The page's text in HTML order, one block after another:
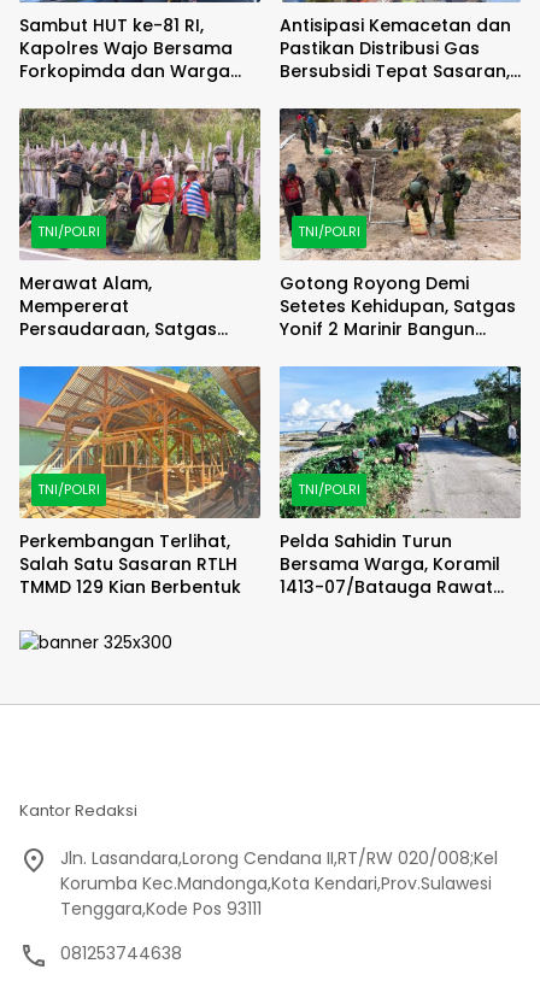
Sambut HUT ke-81 RI,
Kapolres Wajo Bersama
Forkopimda dan Warga
Karung
Antisipasi Kemacetan dan
Pastikan Distribusi Gas
Bersubsidi Tepat Sasaran,
Patroli
TNI/POLRI
Merawat Alam,
Mempererat
Persaudaraan, Satgas
Enarotali Wujudkan Paniai
Bersih, Indonesia Asri
TNI/POLRI
Gotong Royong Demi
Setetes Kehidupan, Satgas
Yonif 2 Marinir Bangun
Masyarakat Pasir Putih
TNI/POLRI
Perkembangan Terlihat,
Salah Satu Sasaran RTLH
TMMD 129 Kian Berbentuk
TNI/POLRI
Pelda Sahidin Turun
Bersama Warga, Koramil
1413-07/Batauga Rawat
Kantor Redaksi
Jln. Lasandara,Lorong Cendana II,RT/RW 020/008;Kel
Korumba Kec.Mandonga,Kota Kendari,Prov.Sulawesi
Tenggara,Kode Pos 93111
081253744638